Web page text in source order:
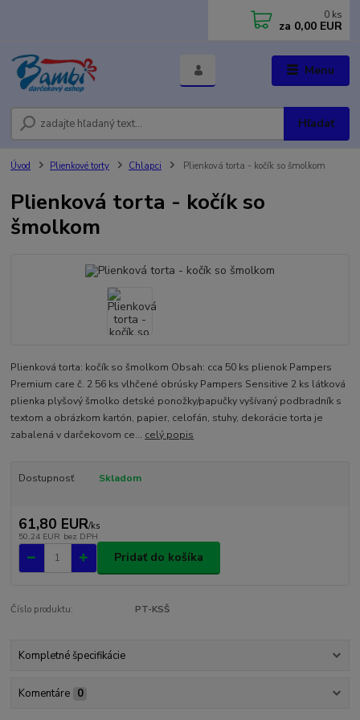
Menu
Hľadať
0 ks
za 0,00 EUR
Úvod Plienkové torty Chlapci Plienková torta - kočík so šmolkom
Plienková torta - kočík so
šmolkom
Plienková torta: kočík so šmolkom Obsah: cca 50 ks plienok Pampers
Premium care č. 2 56 ks vlhčené obrúsky Pampers Sensitive 2 ks látková
plienka plyšový šmolko detské ponožky/papučky vyšívaný podbradník s
textom a obrázkom kartón, papier, celofán, stuhy, dekorácie torta je
zabalená v darčekovom ce... celý popis
Dostupnosť Skladom
61,80 EUR/ks
50,24 EUR bez DPH
Pridať do košíka
Číslo produktu: PT-KSŠ
Kompletné špecifikácie
Komentáre 0